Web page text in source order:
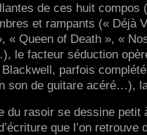
de ces huit compos
et rampants (« Déjà
« Queen of Death », «
le facteur séduction
parfois
son de guitare acéré…),
du rasoir se dessine
que l’on